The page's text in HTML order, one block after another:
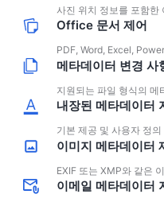
사진 위치 정보를 포함한
Office 문서 제어
PDF, Word, Excel,
메타데이터 변경 사
지원되는 파일 형식의 메
내장된 메타데이터
기본 제공 및 사용자 정
이미지 메타데이터
EXIF 또는 XMP와 같은
이메일 메타데이터